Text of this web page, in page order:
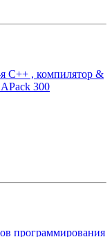
C++ , компилятор &
300
программирования